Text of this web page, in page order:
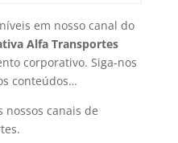
em nosso canal do
Alfa Transportes
corporativo. Siga-nos
conteúdos…
nossos canais de